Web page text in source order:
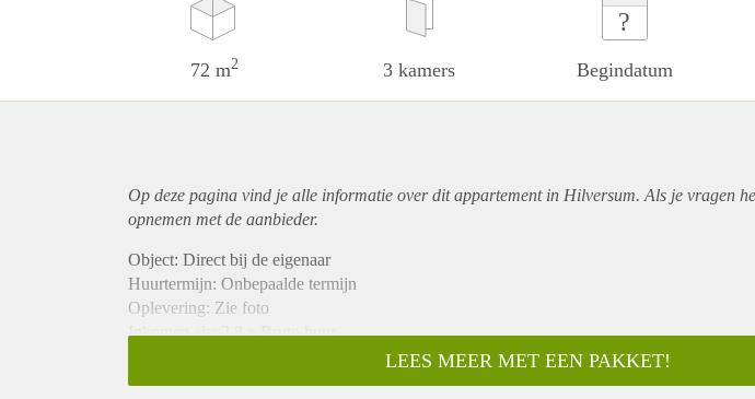
72 m2 3 kamers
?
Begindatum
Op deze pagina vind je alle informatie over ditappartementin Hilversum. Als je vragen
opnemen met de aanbieder.
Object: Direct bij de eigenaar
Huurtermijn: Onbepaalde termijn
Oplevering: Zie foto
Inkomen eis: 2,8 x Bruto huur
Borg: 1 Maand
LEES MEER MET EEN PAKKET!